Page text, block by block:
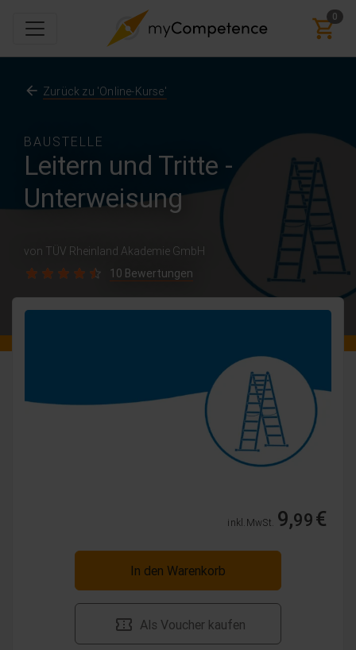
0
BAUSTELLE
Leitern und Tritte -
Unterweisung
von TÜV Rheinland Akademie GmbH
10 Bewertungen
Zurück zu 'Online-Kurse'
inkl. MwSt. 9,99€
In den Warenkorb
Als Voucher kaufen